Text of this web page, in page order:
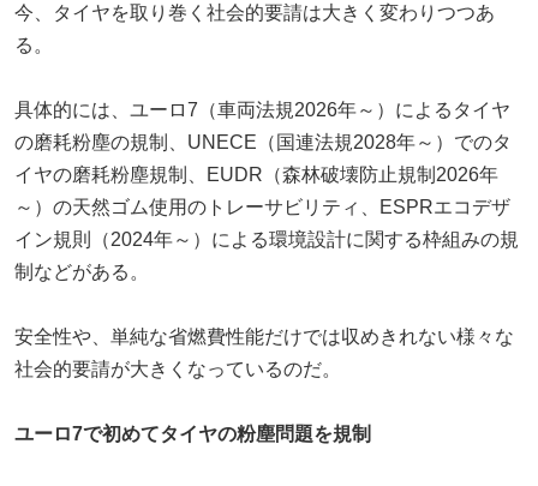
今、タイヤを取り巻く社会的要請は大きく変わりつつあ
る。
具体的には、ユーロ7（車両法規2026年～）によるタイヤ
の磨耗粉塵の規制、UNECE（国連法規2028年～）でのタ
イヤの磨耗粉塵規制、EUDR（森林破壊防止規制2026年
～）の天然ゴム使用のトレーサビリティ、ESPRエコデザ
イン規則（2024年～）による環境設計に関する枠組みの規
制などがある。
安全性や、単純な省燃費性能だけでは収めきれない様々な
社会的要請が大きくなっているのだ。
ユーロ7で初めてタイヤの粉塵問題を規制